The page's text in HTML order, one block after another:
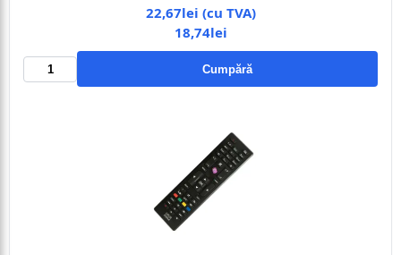
22,67lei (cu TVA)
18,74lei
Cumpără